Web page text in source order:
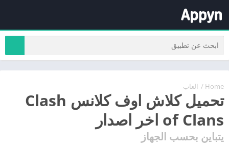
Home
/ العاب
تحميل كلاش اوف كلانس Clash
of Clans اخر اصدار
يتباين بحسب الجهاز